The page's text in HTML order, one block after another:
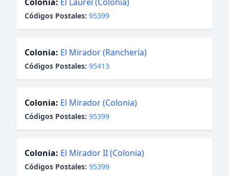
Códigos Postales: 95399
Colonia: El Mirador (Ranchería)
Códigos Postales: 95413
Colonia: El Mirador (Colonia)
Códigos Postales: 95399
Colonia: El Mirador II (Colonia)
Códigos Postales: 95399